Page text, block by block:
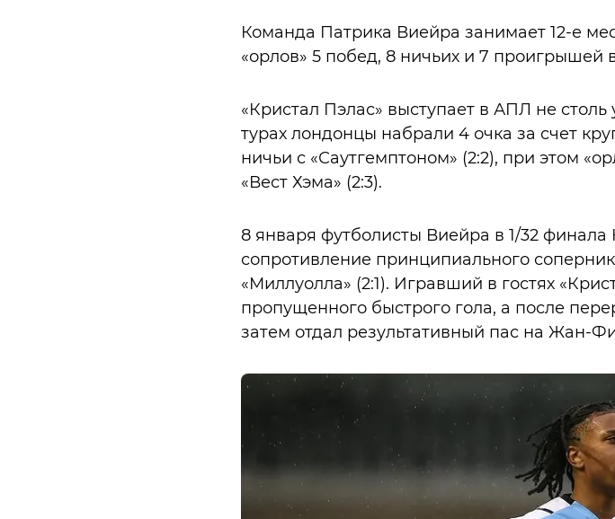
Команда Патрика Виейра занимает 12-е
«орлов» 5 побед, 8 ничьих и 7 проигрышей
«Кристал Пэлас» выступает в АПЛ не
турах лондонцы набрали 4 очка за счет
ничьи с «Саутгемптоном» (2:2), при этом
«Вест Хэма» (2:3).
8 января футболисты Виейра в 1/32
сопротивление принципиального
«Миллуолла» (2:1). Игравший в гостях
пропущенного быстрого гола, а после
затем отдал результативный пас на Жан-